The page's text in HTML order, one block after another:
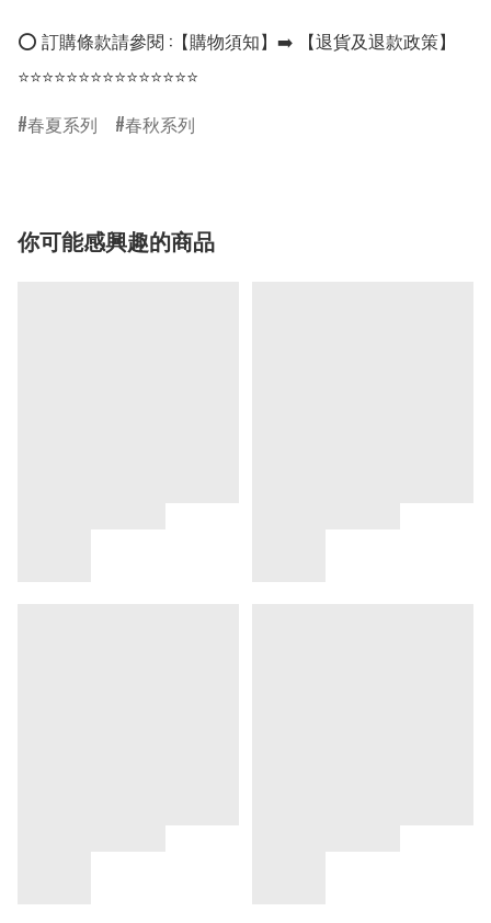
⭕ 訂購條款請參閱 :【購物須知】➡️ 【退貨及退款政策】
⭐⭐⭐⭐⭐⭐⭐⭐⭐⭐⭐⭐⭐⭐⭐
春夏系列
春秋系列
你可能感興趣的商品